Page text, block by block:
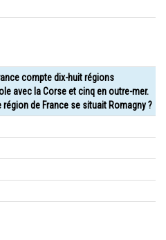
compte dix-huit régions
avec la Corse et cinq en outre-mer.
de France se situait Romagny ?